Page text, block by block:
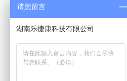
请您留言
湖南乐捷康科技有限公司